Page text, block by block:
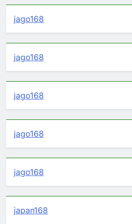
jago168
jago168
jago168
jago168
jago168
japan168